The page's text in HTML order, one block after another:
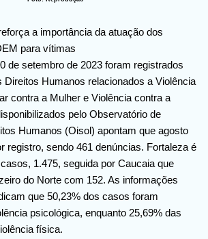
a importância da atuação dos
para vítimas
de setembro de 2023 foram registrados
Direitos Humanos relacionados a Violência
contra a Mulher e Violência contra a
pelo Observatório de
Humanos (Oisol) apontam que agosto
registro, sendo 461 denúncias. Fortaleza é
1.475, seguida por Caucaia que
do Norte com 152. As informações
que 50,23% dos casos foram
psicológica, enquanto 25,69% das
física.